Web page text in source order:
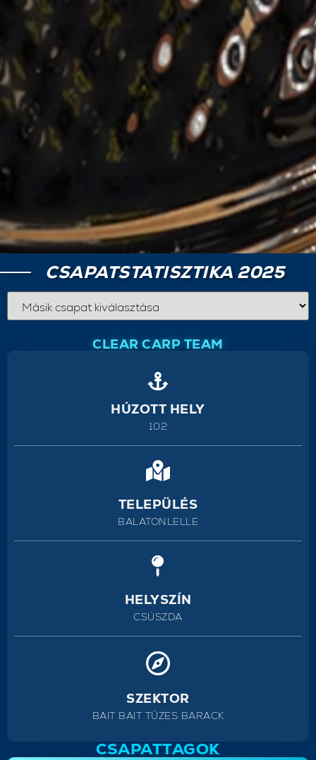
CSAPATSTATISZTIKA 2025
CLEAR CARP TEAM
HÚZOTT HELY
102
TELEPÜLÉS
BALATONLELLE
HELYSZÍN
CSÚSZDA
SZEKTOR
BAIT BAIT TÜZES BARACK
CSAPATTAGOK